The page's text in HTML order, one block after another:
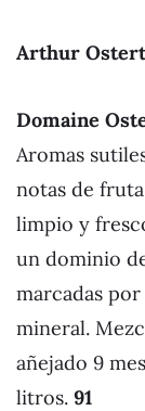
Arthur
Domaine
Aromas
notas de
limpio y
un dominio
marcadas
mineral.
añejado 9
litros. 91